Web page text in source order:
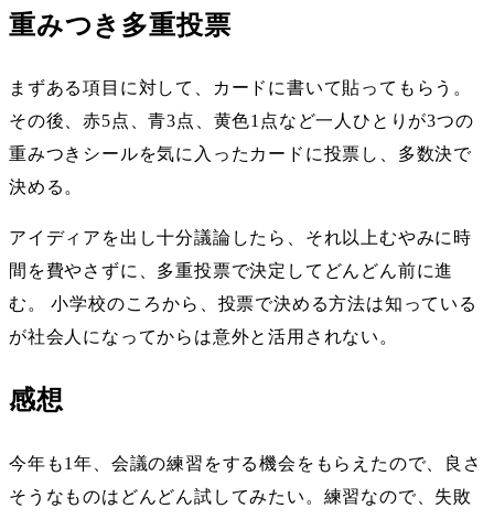
重みつき多重投票
まずある項目に対して、カードに書いて貼ってもらう。
その後、赤5点、青3点、黄色1点など一人ひとりが3つの
重みつきシールを気に入ったカードに投票し、多数決で
決める。
アイディアを出し十分議論したら、それ以上むやみに時
間を費やさずに、多重投票で決定してどんどん前に進
む。 小学校のころから、投票で決める方法は知っている
が社会人になってからは意外と活用されない。
感想
今年も1年、会議の練習をする機会をもらえたので、良さ
そうなものはどんどん試してみたい。練習なので、失敗